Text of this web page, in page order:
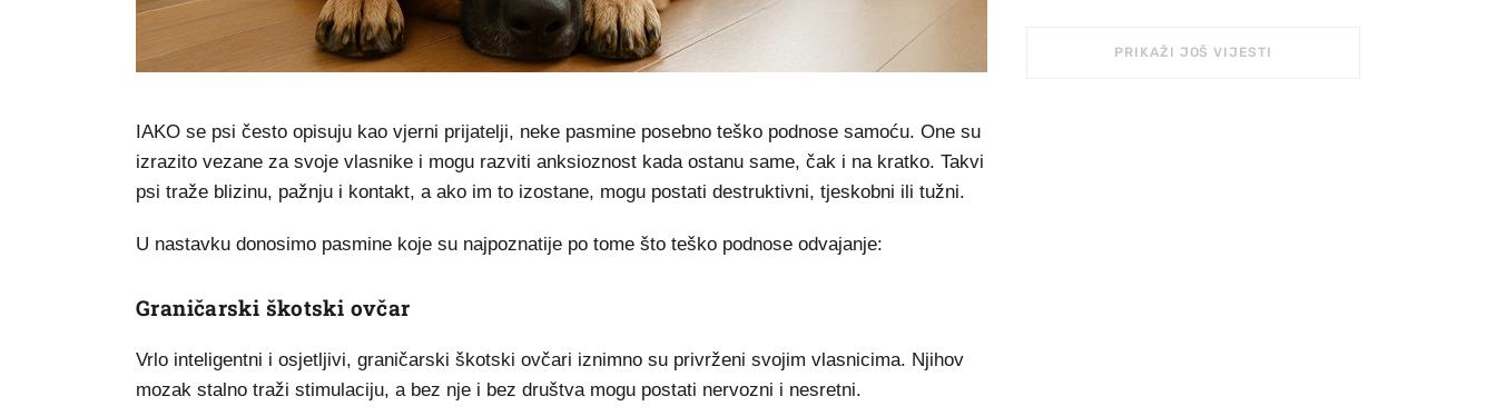
IAKO se psi često opisuju kao vjerni prijatelji, neke pasmine posebno teško podnose samoću. One su
izrazito vezane za svoje vlasnike i mogu razviti anksioznost kada ostanu same, čak i na kratko. Takvi
psi traže blizinu, pažnju i kontakt, a ako im to izostane, mogu postati destruktivni, tjeskobni ili tužni.
U nastavku donosimo pasmine koje su najpoznatije po tome što teško podnose odvajanje:
Graničarski škotski ovčar
Vrlo inteligentni i osjetljivi, graničarski škotski ovčari iznimno su privrženi svojim vlasnicima. Njihov
mozak stalno traži stimulaciju, a bez nje i bez društva mogu postati nervozni i nesretni.
PRIKAŽI JOŠ VIJESTI